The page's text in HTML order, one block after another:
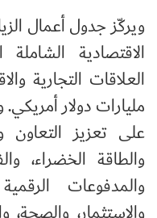
ويركّز جدول أعمال
الاقتصادية
مليارات دولار
على تعزيز التعاون
والطاقة الخضراء،
والمدفوعات